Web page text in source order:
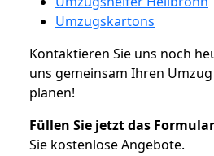
Umzugskartons
Kontaktieren Sie uns noch
uns gemeinsam Ihren
planen!
Füllen Sie jetzt das
Sie kostenlose Angebote.